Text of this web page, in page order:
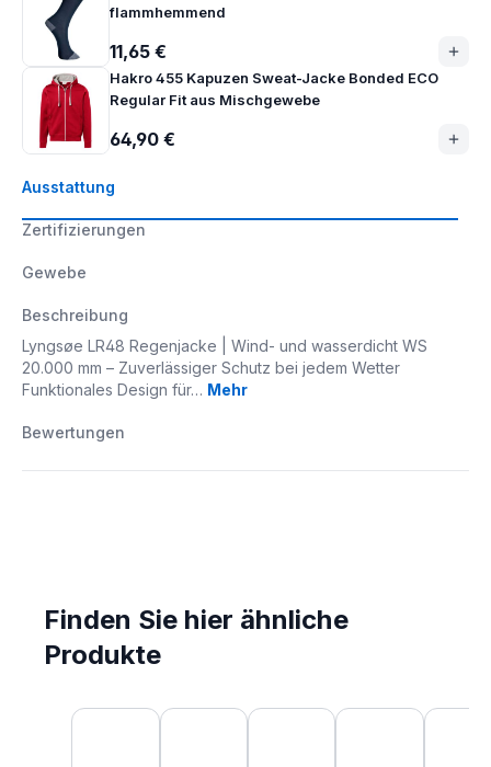
Ausstattung
Zertifizierungen
Gewebe
Beschreibung
Lyngsøe LR48 Regenjacke | Wind- und wasserdicht WS
20.000 mm – Zuverlässiger Schutz bei jedem Wetter
Funktionales Design für… Mehr
Bewertungen
flammhemmend
11,65 €
Hakro 455 Kapuzen Sweat-Jacke Bonded ECO
Regular Fit aus Mischgewebe
64,90 €
Finden Sie hier ähnliche
Produkte
Produktgalerie überspringen